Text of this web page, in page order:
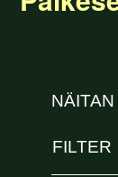
FILTER